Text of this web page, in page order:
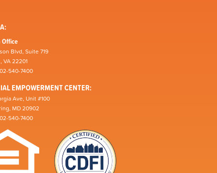
Office
Blvd, Suite 719
VA 22201
540-7400
EMPOWERMENT CENTER:
Ave, Unit #100
MD 20902
540-7400